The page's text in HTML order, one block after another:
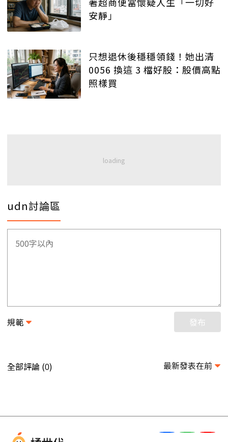
安靜」
只想退休後穩穩領錢！她出清
0056 換這 3 檔好股：股價高點
照樣買
udn討論區
規範 發布
全部評論 (0) 最新發表在前